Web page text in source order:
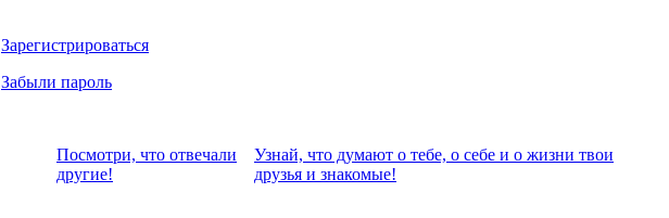
Зарегистрироваться
Забыли пароль
Посмотри, что отвeчали
другие!
Узнай, что думают о тебе, о себе и о жизни твои
друзья и знакомые!